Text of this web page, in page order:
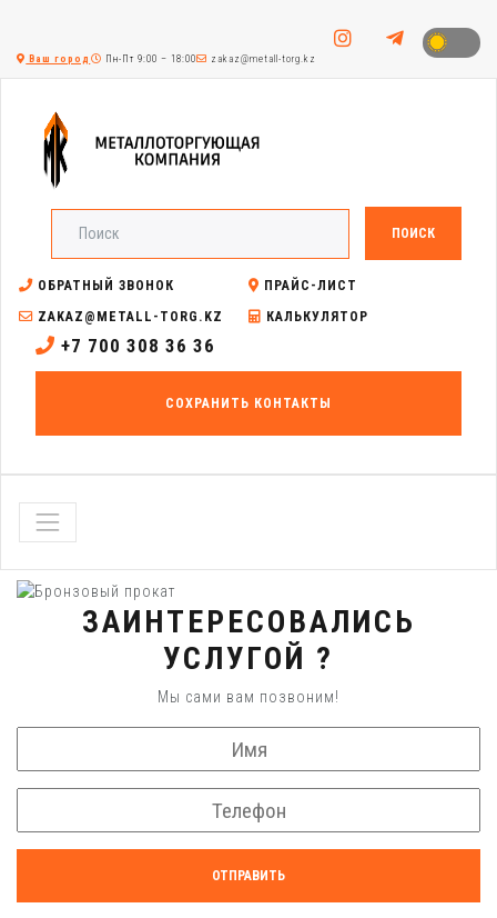
Ваш город Пн-Пт 9:00 – 18:00 zakaz@metall-torg.kz
ПОИСК
ОБРАТНЫЙ ЗВОНОК
ПРАЙС-ЛИСТ
ZAKAZ@METALL-TORG.KZ
КАЛЬКУЛЯТОР
+7 700 308 36 36
СОХРАНИТЬ КОНТАКТЫ
ЗАИНТЕРЕСОВАЛИСЬ
УСЛУГОЙ ?
Мы сами вам позвоним!
ОТПРАВИТЬ